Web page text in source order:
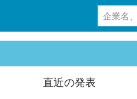
直近の発表